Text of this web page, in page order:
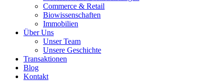
Commerce & Retail
Biowissenschaften
Immobilien
Über Uns
Unser Team
Unsere Geschichte
Transaktionen
Blog
Kontakt